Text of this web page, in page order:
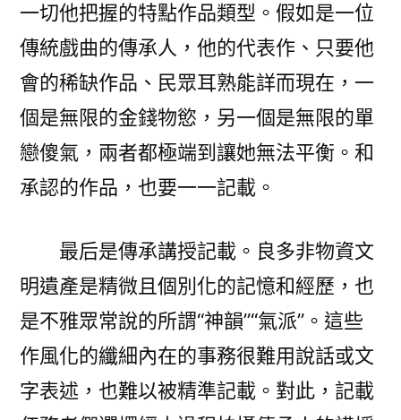
一切他把握的特點作品類型。假如是一位
傳統戲曲的傳承人，他的代表作、只要他
會的稀缺作品、民眾耳熟能詳而現在，一
個是無限的金錢物慾，另一個是無限的單
戀傻氣，兩者都極端到讓她無法平衡。和
承認的作品，也要一一記載。
最后是傳承講授記載。良多非物資文
明遺產是精微且個別化的記憶和經歷，也
是不雅眾常說的所謂“神韻”“氣派”。這些
作風化的纖細內在的事務很難用說話或文
字表述，也難以被精準記載。對此，記載